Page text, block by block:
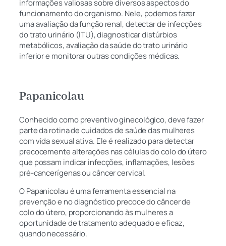
informações valiosas sobre diversos aspectos do
funcionamento do organismo. Nele, podemos fazer
uma avaliação da função renal, detectar de infecções
do trato urinário (ITU), diagnosticar distúrbios
metabólicos, avaliação da saúde do trato urinário
inferior e monitorar outras condições médicas.
Papanicolau
Conhecido como preventivo ginecológico, deve fazer
parte da rotina de cuidados de saúde das mulheres
com vida sexual ativa. Ele é realizado para detectar
precocemente alterações nas células do colo do útero
que possam indicar infecções, inflamações, lesões
pré-cancerígenas ou câncer cervical.
O Papanicolau é uma ferramenta essencial na
prevenção e no diagnóstico precoce do câncer de
colo do útero, proporcionando às mulheres a
oportunidade de tratamento adequado e eficaz,
quando necessário.